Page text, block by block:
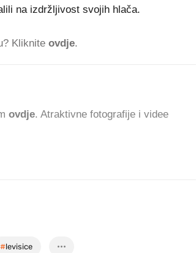
na izdržljivost svojih hlača.
Kliknite ovdje.
ovdje. Atraktivne fotografije i videe
#levisice